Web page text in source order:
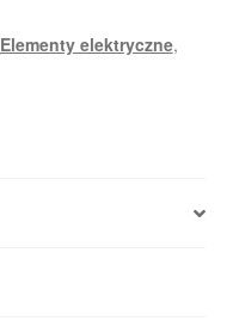
Elementy elektryczne,